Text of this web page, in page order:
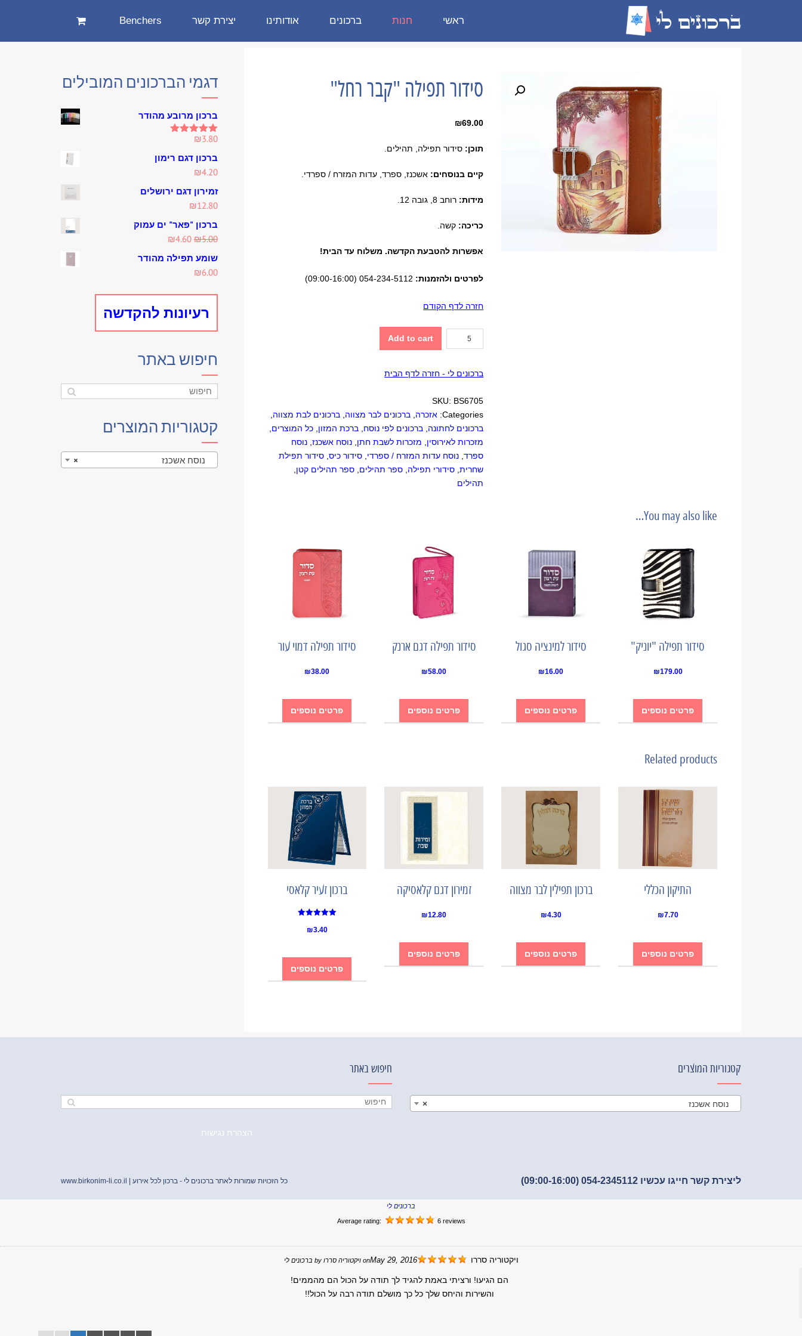
ראשי חנות ברכונים אודותינו יצירת קשר Benchers
סידור תפילה "קבר רחל"
₪69.00
תוכן: סידור תפילה, תהילים.
קיים בנוסחים: אשכנז, ספרד, עדות המזרח / ספרדי.
מידות: רוחב 8, גובה 12.
כריכה: קשה.
אפשרות להטבעת הקדשה. משלוח עד הבית!
לפרטים ולהזמנות:
חזרה לדף הקודם
סידור
תפילה
רחל"
Add to cart
ברכונים לי - חזרה לדף הבית
SKU: BS6705
Categories: אזכרה ברכונים לבר מצווה ברכונים לבת מצווה
ברכונים לחתונה ברכונים לפי נוסח ברכת המזון כל המוצרים
מזכרות לאירוסין
מזכרות לשבת חתן נוסח אשכנז, נוסח
ספרד, נוסח עדות המזרח / ספרדי סידור כיס, סידור תפילת
שחרית, סידורי תפילה ספר תהילים ספר תהילים קטן
תהילים
You may also like…
סידור תפילה "יוניק"
₪179.00
פרטים נוספים
סידור למינציה סגול
₪16.00
פרטים נוספים
סידור תפילה דגם ארנק
₪58.00
פרטים נוספים
סידור תפילה דמוי עור
₪38.00
פרטים נוספים
Related products
התיקון הכללי
₪7.70
פרטים נוספים
ברכון תפילין לבר מצווה
₪4.30
פרטים נוספים
זמירון דגם קלאסיקה
₪12.80
פרטים נוספים
ברכון זעיר קלאסי
5.00
₪3.40
פרטים נוספים
דגמי הברכונים המובילים
ברכון מרובע מהודר
Rated5.00
₪3.80
ברכון דגם רימון
₪4.20
זמירון דגם ירושלים
₪12.80
ברכון "פאר" ים עמוק
₪5.00
Original
price
₪4.60
שומע תפילה מהודר
₪6.00
רעיונות להקדשה
חיפוש באתר
קטגוריות המוצרים
× נוסח אשכנז
קטגוריות המוצרים
× נוסח אשכנז
חיפוש באתר
הצהרת נגישות
ליצירת קשר חייגו עכשיו 054-2345112 (09:00-16:00) כל הזכויות שמורות לאתר ברכונים לי - ברכון לכל אירוע | www.birkonim-li.co.il
ברכונים לי
Average rating: 6 reviews
ויקטוריה סררו May 29, 2016
by ויקטוריה סררוon ברכונים לי
הם הגיעו! ורציתי באמת להגיד לך תודה על הכול הם מהממים!
והשירות והיחס שלך כל כך מושלם תודה רבה על הכול!!